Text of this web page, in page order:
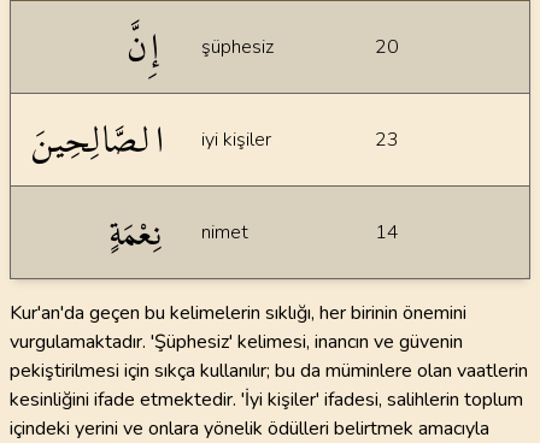
İstatiksel bilgilerإِنَّ şüphesiz 20
الصَّالِحِينَ iyi kişiler 23
نِعْمَةٍ nimet 14
Kur'an'da geçen bu kelimelerin sıklığı, her birinin önemini
vurgulamaktadır. 'Şüphesiz' kelimesi, inancın ve güvenin
pekiştirilmesi için sıkça kullanılır; bu da müminlere olan vaatlerin
kesinliğini ifade etmektedir. 'İyi kişiler' ifadesi, salihlerin toplum
içindeki yerini ve onlara yönelik ödülleri belirtmek amacıyla